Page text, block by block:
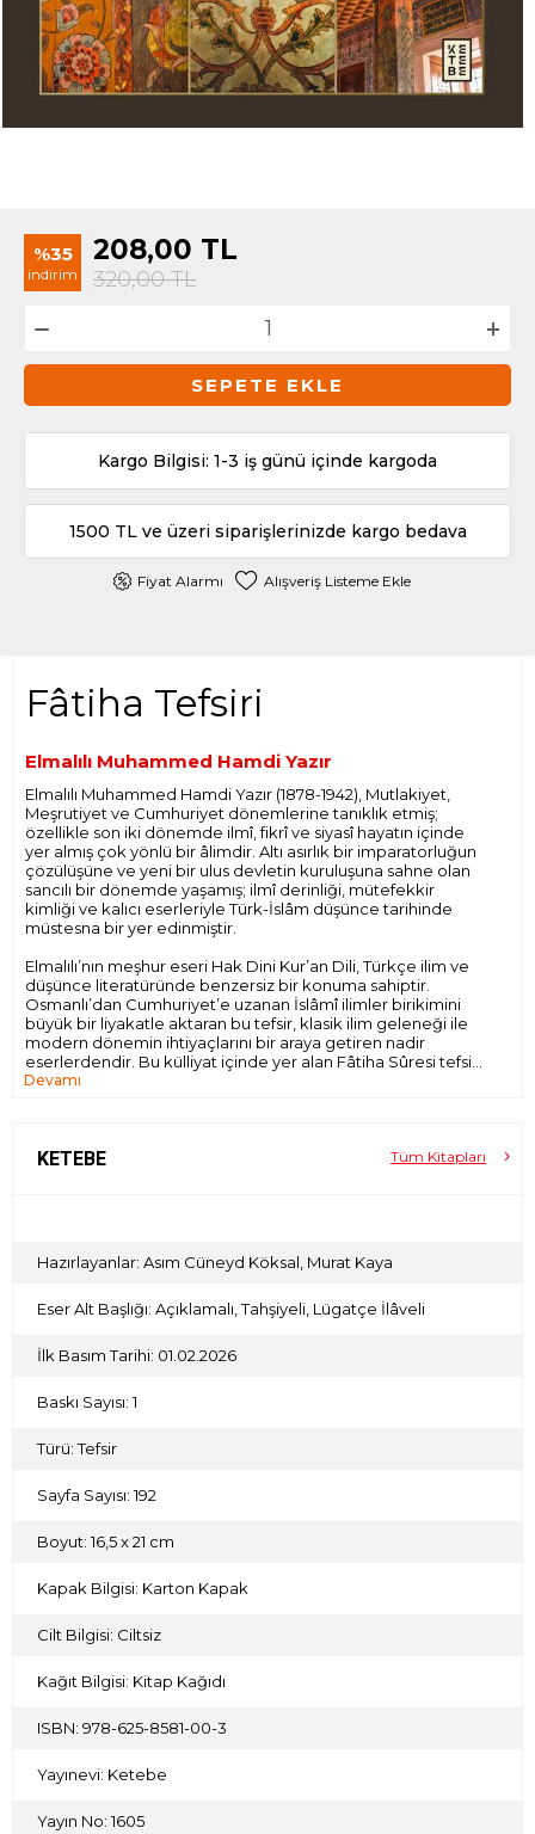
%35
indirim
208,00 TL
320,00TL
SEPETE EKLE
Kargo Bilgisi: 1-3 iş günü içinde kargoda
1500 TL ve üzeri siparişlerinizde kargo bedava
Fiyat Alarmı Alışveriş Listeme Ekle
Fâtiha Tefsiri
Elmalılı Muhammed Hamdi Yazır
Elmalılı Muhammed Hamdi Yazır (1878-1942), Mutlakiyet,
Meşrutiyet ve Cumhuriyet dönemlerine tanıklık etmiş;
özellikle son iki dönemde ilmî, fikrî ve siyasî hayatın içinde
yer almış çok yönlü bir âlimdir. Altı asırlık bir imparatorluğun
çözülüşüne ve yeni bir ulus devletin kuruluşuna sahne olan
sancılı bir dönemde yaşamış; ilmî derinliği, mütefekkir
kimliği ve kalıcı eserleriyle Türk-İslâm düşünce tarihinde
müstesna bir yer edinmiştir.
Elmalılı’nın meşhur eseri Hak Dini Kur’an Dili, Türkçe ilim ve
düşünce literatüründe benzersiz bir konuma sahiptir.
Osmanlı’dan Cumhuriyet’e uzanan İslâmî ilimler birikimini
büyük bir liyakatle aktaran bu tefsir, klasik ilim geleneği ile
modern dönemin ihtiyaçlarını bir araya getiren nadir
eserlerdendir. Bu külliyat içinde yer alan Fâtiha Sûresi tefsiri
ise, hacmi ve muhteva zenginliğiyle diğer birçok tefsirden
Bu çalışma, Hak Dini Kur’an Dili’nde yer alan Fâtiha Sûresi
adları, kavramlar ve tartışılan meselelerin bağlamları
aydınlatılmış; anlaşılması güç görülen pasajlar sade bir dille
için ise, metindeki bağlamları esas alan bir lügatçe kitabın
Okuma ve kullanma kolaylığı sağlamanın yanı sıra
Elmalılı tefsirinin tamamına daha derinlemesine nüfuz
olarak bu baskıyı okuruyla buluşturmaktan mutluluk
Devamı
KETEBE Tüm Kitapları
Hazırlayanlar: Asım Cüneyd Köksal, Murat Kaya
Eser Alt Başlığı: Açıklamalı, Tahşiyeli, Lügatçe İlâveli
İlk Basım Tarihi: 01.02.2026
Baskı Sayısı: 1
Türü: Tefsir
Sayfa Sayısı: 192
Boyut: 16,5 x 21 cm
Kapak Bilgisi: Karton Kapak
Cilt Bilgisi: Ciltsiz
Kağıt Bilgisi: Kitap Kağıdı
ISBN: 978-625-8581-00-3
Yayınevi: Ketebe
Yayın No: 1605